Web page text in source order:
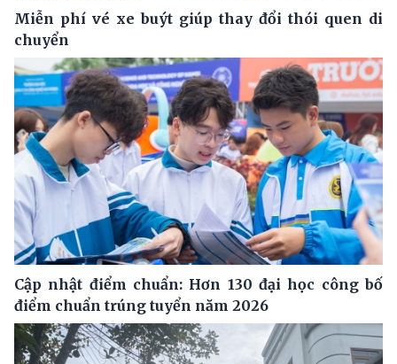
Miễn phí vé xe buýt giúp thay đổi thói quen di
chuyển
Cập nhật điểm chuẩn: Hơn 130 đại học công bố
điểm chuẩn trúng tuyển năm 2026